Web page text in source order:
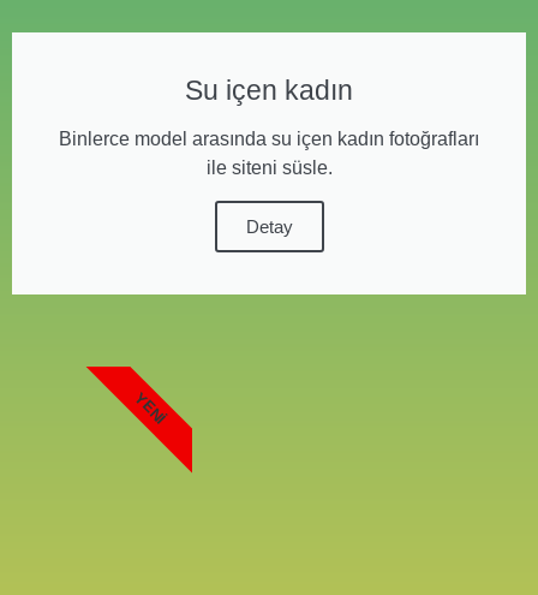
Su içen kadın
Binlerce model arasında su içen kadın fotoğrafları
ile siteni süsle.
Detay
YENI